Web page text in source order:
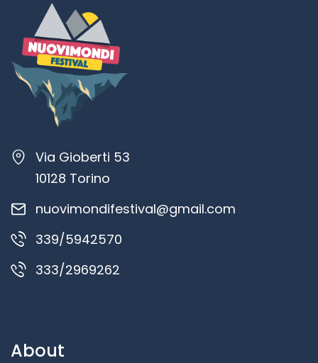
Via Gioberti 53
10128 Torino
nuovimondifestival@gmail.com
339/5942570
333/2969262
About